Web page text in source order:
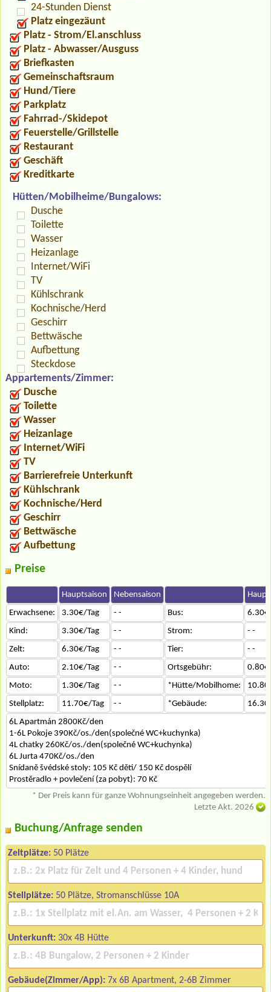
24-Stunden Dienst
Platz eingezäunt
Platz - Strom/El.anschluss
Platz - Abwasser/Ausguss
Briefkasten
Gemeinschaftsraum
Hund/Tiere
Parkplatz
Fahrrad-/Skidepot
Feuerstelle/Grillstelle
Restaurant
Geschäft
Kreditkarte
Hütten/Mobilheime/Bungalows:
Dusche
Toilette
Wasser
Heizanlage
Internet/WiFi
TV
Kühlschrank
Kochnische/Herd
Geschirr
Bettwäsche
Aufbettung
Steckdose
Appartements/Zimmer:
Dusche
Toilette
Wasser
Heizanlage
Internet/WiFi
TV
Barrierefreie Unterkunft
Kühlschrank
Kochnische/Herd
Geschirr
Bettwäsche
Aufbettung
Preise
Hauptsaison Nebensaison
Erwachsene:
3.30€/Tag - - Bus:
Kind:
3.30€/Tag - - Strom:
- -
Zelt:
6.30€/Tag - - Tier:
- -
Auto:
2.10€/Tag - - Ortsgebühr:
Moto:
1.30€/Tag - - *Hütte/Mobilhome:
Stellplatz:
11.70€/Tag - - *Gebäude:
6L Apartmán 2800Kč/den
1-6L Pokoje 390Kč/os./den(společné WC+kuchynka)
4L chatky 260Kč/os./den(společné WC+kuchynka)
6L Jurta 470Kč/os./den
Snídaně švédské stoly: 105 Kč děti/ 150 Kč dospělí
Prostěradlo + povlečení (za pobyt): 70 Kč
* Der Preis kann für ganze Wohnungseinheit angegeben werden.
Letzte Akt. 2026
Buchung/Anfrage senden
Zeltplätze: 50 Plätze
Stellplätze: 50 Plätze, Stromanschlüsse 10A
Unterkunft: 30x 4B Hütte
Gebäude(Zimmer/App): 7x 6B Apartment, 2-6B Zimmer